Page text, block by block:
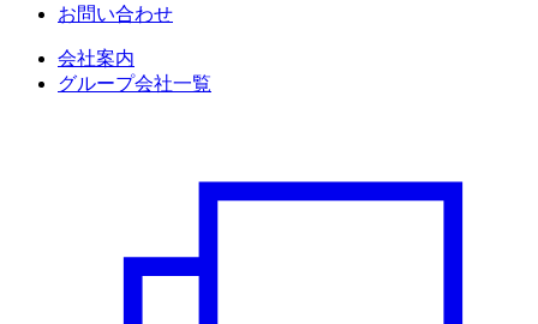
お問い合わせ
会社案内
グループ会社一覧